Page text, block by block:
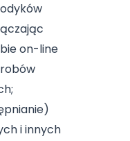
on-line
i innych